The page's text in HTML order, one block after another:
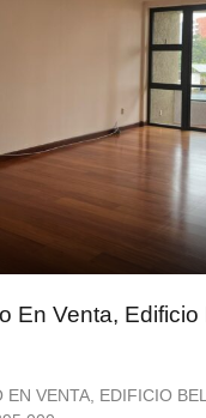
En Venta, Edificio
EN VENTA, EDIFICIO